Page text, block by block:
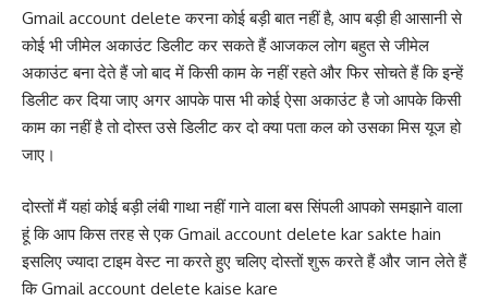
Gmail account delete करना कोई बड़ी बात नहीं है, आप बड़ी ही आसानी से
कोई भी जीमेल अकाउंट डिलीट कर सकते हैं आजकल लोग बहुत से जीमेल
अकाउंट बना देते हैं जो बाद में किसी काम के नहीं रहते और फिर सोचते हैं कि इन्हें
डिलीट कर दिया जाए अगर आपके पास भी कोई ऐसा अकाउंट है जो आपके किसी
काम का नहीं है तो दोस्त उसे डिलीट कर दो क्या पता कल को उसका मिस यूज हो
जाए।
दोस्तों मैं यहां कोई बड़ी लंबी गाथा नहीं गाने वाला बस सिंपली आपको समझाने वाला
हूं कि आप किस तरह से एक Gmail account delete kar sakte hain
इसलिए ज्यादा टाइम वेस्ट ना करते हुए चलिए दोस्तों शुरू करते हैं और जान लेते हैं
कि Gmail account delete kaise kare